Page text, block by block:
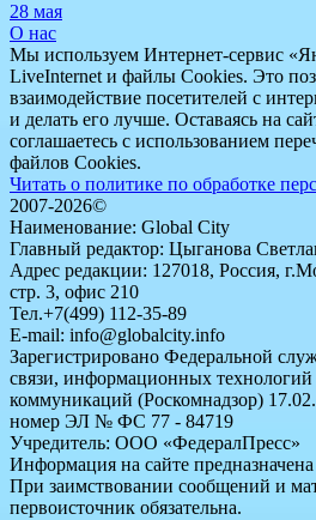
28 мая
О нас
Мы используем Интернет-сервис
LiveInternet и файлы Cookies. Это
взаимодействие посетителей с
и делать его лучше. Оставаясь на
соглашаетесь с использованием
файлов Cookies.
Читать о политике по обработке
2007-2026©
Наименование: Global City
Главный редактор: Цыганова
Адрес редакции: 127018, Россия,
стр. 3, офис 210
Тел.+7(499) 112-35-89
E-mail: info@globalcity.info
Зарегистрировано Федеральной
связи, информационных
коммуникаций (Роскомнадзор)
номер ЭЛ № ФС 77 - 84719
Учредитель: ООО «ФедералПресс»
Информация на сайте
При заимствовании сообщений и
первоисточник обязательна.